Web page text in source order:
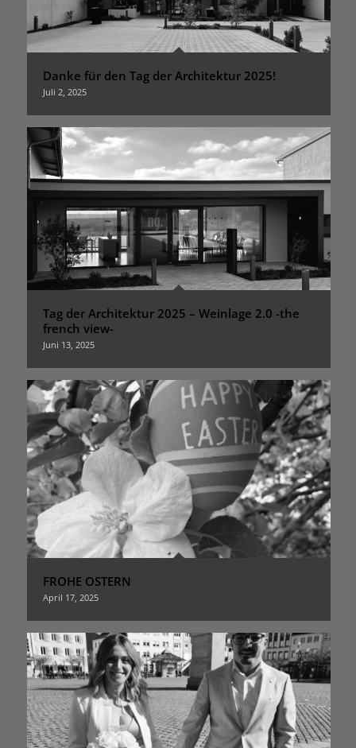
Danke für den Tag der Architektur 2025!
Juli 2, 2025
Tag der Architektur 2025 – Weinlage 2.0 -the
french view-
Juni 13, 2025
FROHE OSTERN
April 17, 2025